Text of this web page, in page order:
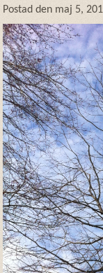
Postad den maj 5,